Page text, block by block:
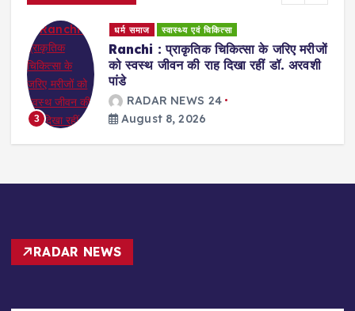
3
धर्म समाज स्वास्थ्य एवं चिकित्सा
Ranchi : प्राकृतिक चिकित्सा के जरिए मरीजों
को स्वस्थ जीवन की राह दिखा रहीं डॉ. अरवशी
पांडे
RADAR NEWS 24
August 8, 2026
RADAR NEWS